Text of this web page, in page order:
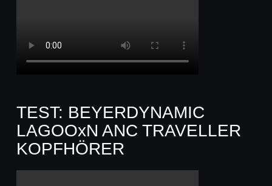
TEST: BEYERDYNAMIC
LAGOOxN ANC TRAVELLER
KOPFHÖRER